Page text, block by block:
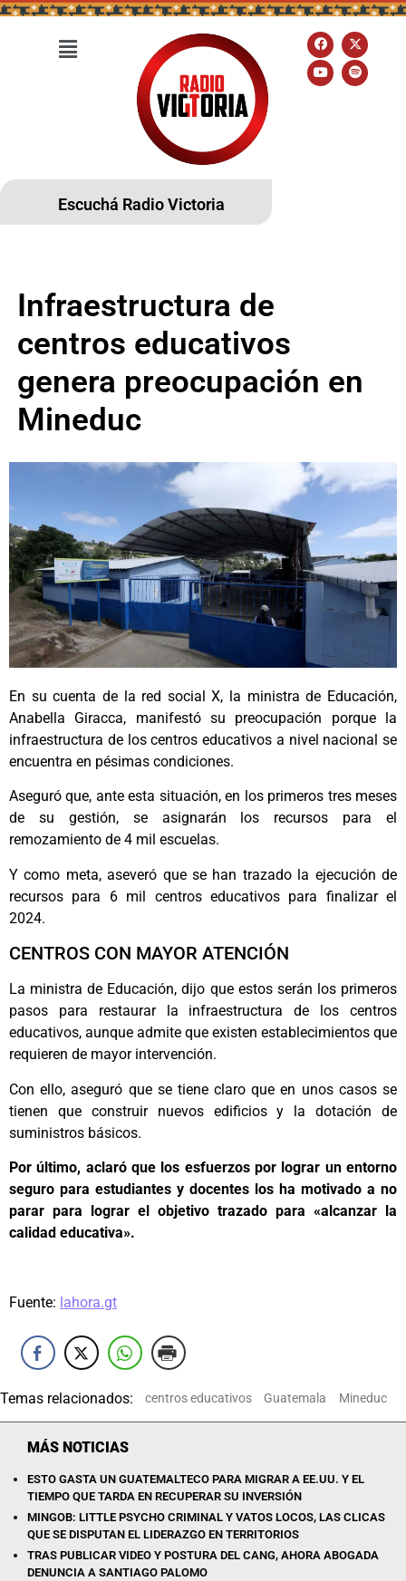
Escuchá Radio Victoria
Infraestructura de
centros educativos
genera preocupación en
Mineduc
En su cuenta de la red social X, la ministra de Educación,
Anabella Giracca, manifestó su preocupación porque la
infraestructura de los centros educativos a nivel nacional se
encuentra en pésimas condiciones.
Aseguró que, ante esta situación, en los primeros tres meses
de su gestión, se asignarán los recursos para el
remozamiento de 4 mil escuelas.
Y como meta, aseveró que se han trazado la ejecución de
recursos para 6 mil centros educativos para finalizar el
2024.
CENTROS CON MAYOR ATENCIÓN
La ministra de Educación, dijo que estos serán los primeros
pasos para restaurar la infraestructura de los centros
educativos, aunque admite que existen establecimientos que
requieren de mayor intervención.
Con ello, aseguró que se tiene claro que en unos casos se
tienen que construir nuevos edificios y la dotación de
suministros básicos.
Por último, aclaró que los esfuerzos por lograr un entorno
seguro para estudiantes y docentes los ha motivado a no
parar para lograr el objetivo trazado para «alcanzar la
calidad educativa».
Fuente: lahora.gt
Temas relacionados: centros educativos Guatemala Mineduc
MÁS NOTICIAS
ESTO GASTA UN GUATEMALTECO PARA MIGRAR A EE.UU. Y EL
TIEMPO QUE TARDA EN RECUPERAR SU INVERSIÓN
MINGOB: LITTLE PSYCHO CRIMINAL Y VATOS LOCOS, LAS CLICAS
QUE SE DISPUTAN EL LIDERAZGO EN TERRITORIOS
TRAS PUBLICAR VIDEO Y POSTURA DEL CANG, AHORA ABOGADA
DENUNCIA A SANTIAGO PALOMO